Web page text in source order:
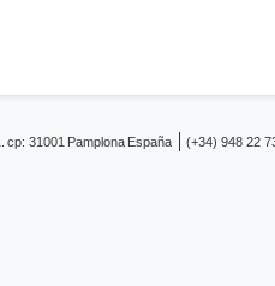
cp: 31001 Pamplona España (+34) 948 22